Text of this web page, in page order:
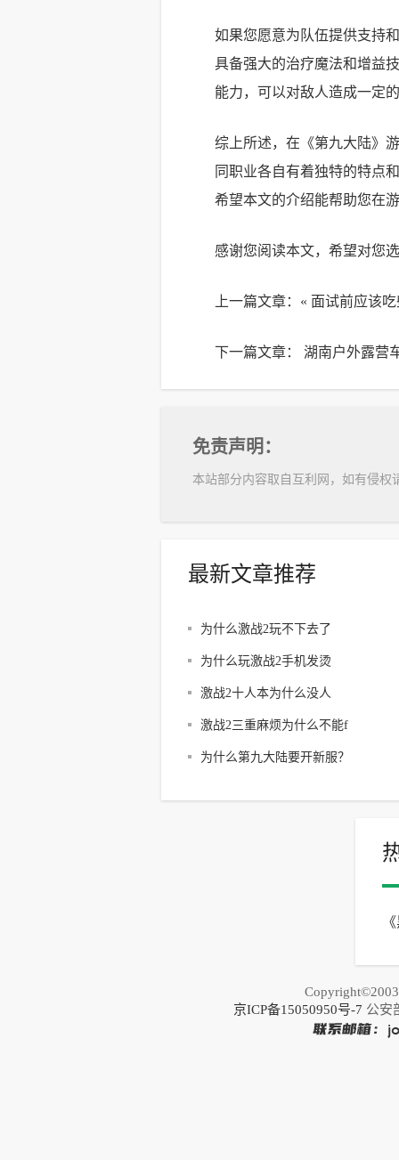
如果您愿意为队伍提供支持
具备强大的治疗魔法和增益
能力，可以对敌人造成一定
综上所述，在《第九大陆》
同职业各自有着独特的特点
希望本文的介绍能帮助您在
感谢您阅读本文，希望对您
上一篇文章：« 面试前应该
下一篇文章：湖南户外露营
免责声明：
本站部分内容取自互利网，如有侵权
最新文章推荐
为什么激战2玩不下去了
为什么玩激战2手机发烫
激战2十人本为什么没人
激战2三重麻烦为什么不能f
为什么第九大陆要开新服？
松
京ICP备15050950号-7 公安